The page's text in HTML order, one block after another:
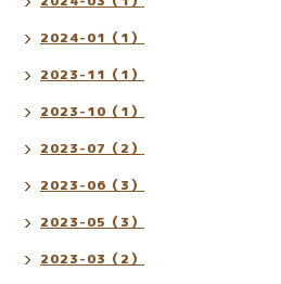
2024-01（1）
2023-11（1）
2023-10（1）
2023-07（2）
2023-06（3）
2023-05（3）
2023-03（2）